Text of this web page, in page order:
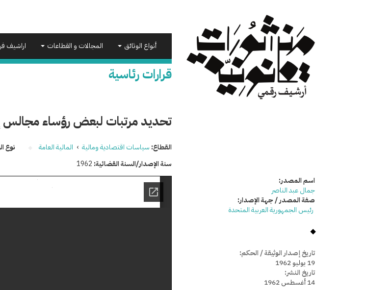
أنواع الوثائق المجالات و القطاعات اراشيف
قرارات رئاسية
تحديد مرتبات لبعض رؤساء مجالس
القطاع: سياسات اقتصادية ومالية › المالية العامة نوع
سنة الإصدار/السنة القضائية: 1962
اسم المصدر:
جمال عبد الناصر
صفة المصدر / جهة الإصدار:
رئيس الجمهورية العربية المتحدة
تاريخ إصدار الوثيقة / الحكم:
19 يوليو 1962
تاريخ النشر:
14 أغسطس 1962